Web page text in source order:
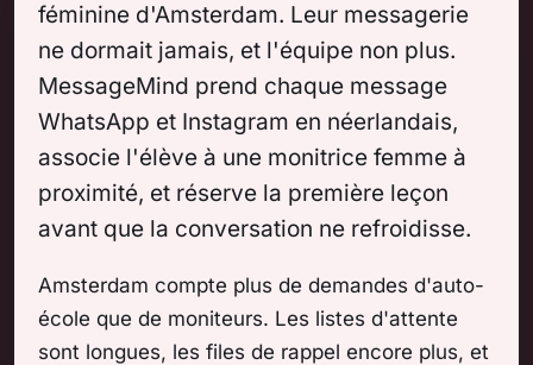
féminine d'Amsterdam. Leur messagerie
ne dormait jamais, et l'équipe non plus.
MessageMind prend chaque message
WhatsApp et Instagram en néerlandais,
associe l'élève à une monitrice femme à
proximité, et réserve la première leçon
avant que la conversation ne refroidisse.
Amsterdam compte plus de demandes d'auto-
école que de moniteurs. Les listes d'attente
sont longues, les files de rappel encore plus, et